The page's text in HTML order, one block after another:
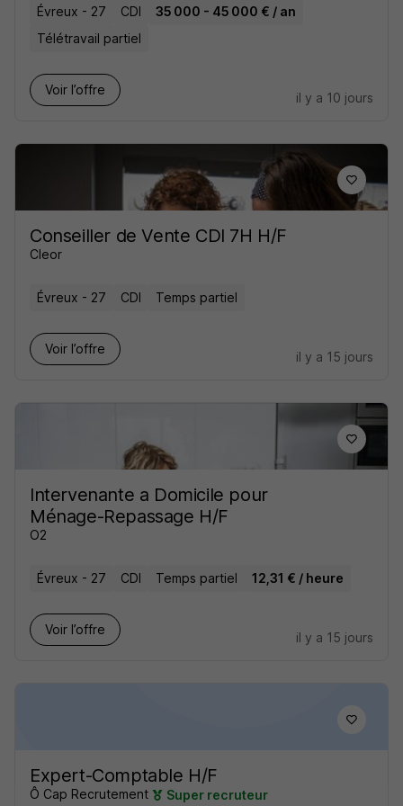
Évreux - 27 CDI
35 000 - 45 000 € / an
Télétravail partiel
Voir l’offre
il y a 10 jours
Conseiller de Vente CDI 7H H/F
Cleor
Évreux - 27 CDI Temps partiel
Voir l’offre
il y a 15 jours
Intervenante a Domicile pour
Ménage-Repassage H/F
O2
Évreux - 27 CDI Temps partiel 12,31 € / heure
Voir l’offre
il y a 15 jours
Expert-Comptable H/F
Ô Cap Recrutement Super recruteur